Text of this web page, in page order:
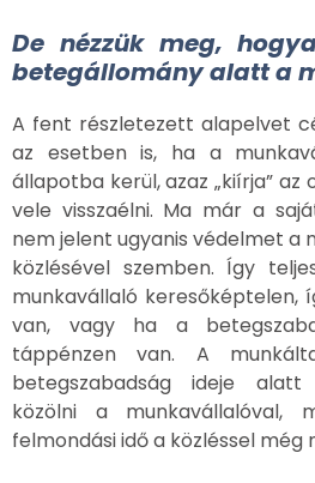
De nézzük meg,
betegállomány alatt a
A fent részletezett alapelvet
az esetben is, ha a
állapotba kerül, azaz „kiírja” az
vele visszaélni. Ma már a
nem jelent ugyanis védelmet a
közlésével szemben. Így
munkavállaló keresőképtelen,
van, vagy ha a
táppénzen van. A
betegszabadság ideje alatt
közölni a munkavállalóval,
felmondási idő a közléssel még